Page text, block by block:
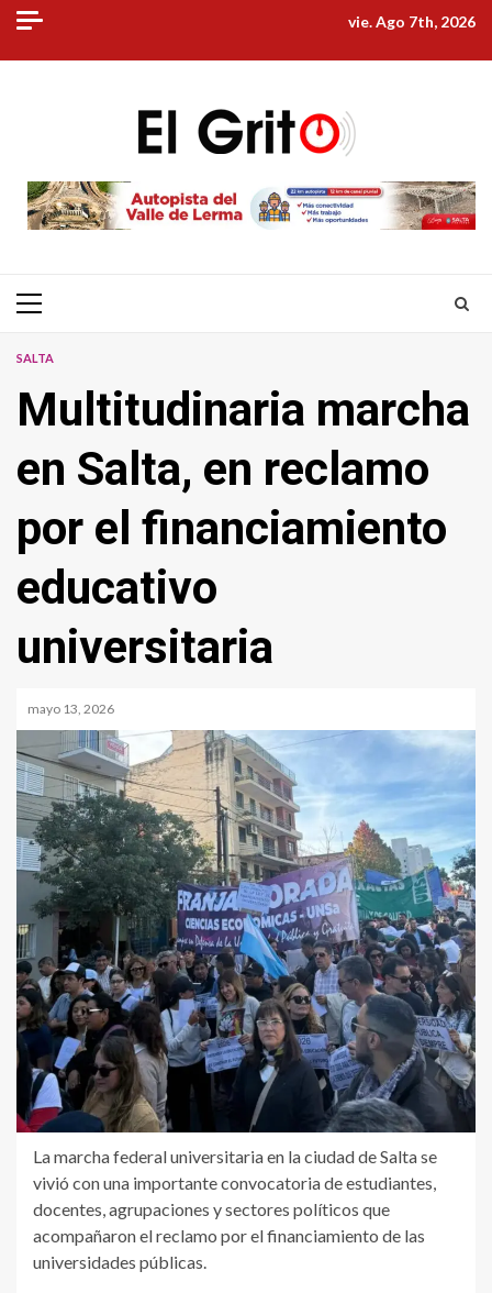
Skip
content
vie. Ago 7th, 2026
Primary
SALTA
Multitudinaria marcha
en Salta, en reclamo
por el financiamiento
educativo
universitaria
mayo 13, 2026
La marcha federal universitaria en la ciudad de Salta se
vivió con una importante convocatoria de estudiantes,
docentes, agrupaciones y sectores políticos que
acompañaron el reclamo por el financiamiento de las
universidades públicas.